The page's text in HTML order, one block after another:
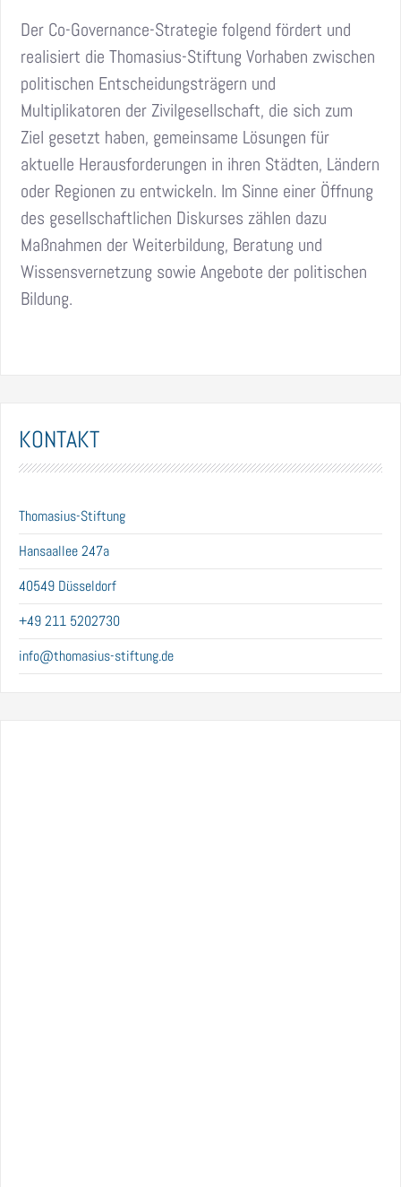
Der Co-Governance-Strategie folgend fördert und
realisiert die Thomasius-Stiftung Vorhaben zwischen
politischen Entscheidungsträgern und
Multiplikatoren der Zivilgesellschaft, die sich zum
Ziel gesetzt haben, gemeinsame Lösungen für
aktuelle Herausforderungen in ihren Städten, Ländern
oder Regionen zu entwickeln. Im Sinne einer Öffnung
des gesellschaftlichen Diskurses zählen dazu
Maßnahmen der Weiterbildung, Beratung und
Wissensvernetzung sowie Angebote der politischen
Bildung.
KONTAKT
Thomasius-Stiftung
Hansaallee 247a
40549 Düsseldorf
+49 211 5202730
info@thomasius-stiftung.de